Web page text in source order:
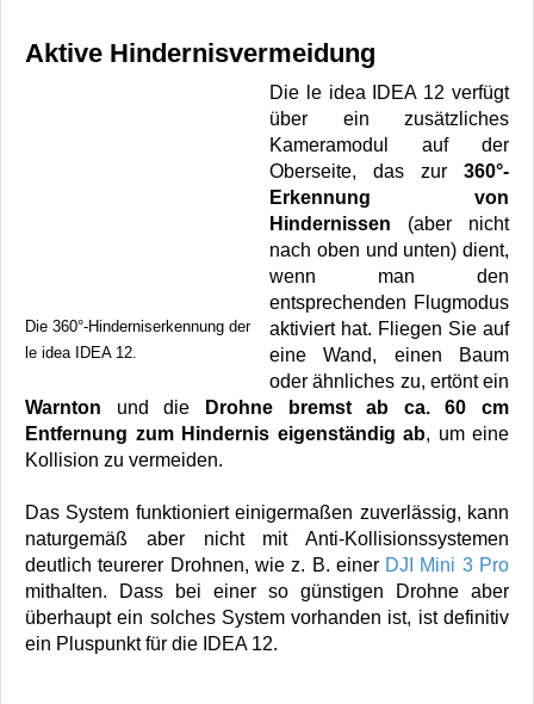
Aktive Hindernisvermeidung
Die 360°-Hinderniserkennung der
le idea IDEA 12.
Die le idea IDEA 12 verfügt
über ein zusätzliches
Kameramodul auf der
Oberseite, das zur 360°-
Erkennung von
Hindernissen (aber nicht
nach oben und unten) dient,
wenn man den
entsprechenden Flugmodus
aktiviert hat. Fliegen Sie auf
eine Wand, einen Baum
oder ähnliches zu, ertönt ein
Warnton und die
Drohne bremst ab ca. 60 cm
Entfernung zum Hindernis eigenständig ab, um eine
Kollision zu vermeiden.
Das System funktioniert einigermaßen zuverlässig, kann
naturgemäß aber nicht mit Anti-Kollisionssystemen
deutlich teurerer Drohnen, wie z. B. einer DJI Mini 3 Pro
mithalten. Dass bei einer so günstigen Drohne aber
überhaupt ein solches System vorhanden ist, ist definitiv
ein Pluspunkt für die IDEA 12.